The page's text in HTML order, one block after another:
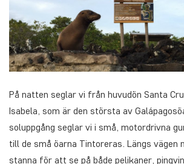
På natten seglar vi från huvudön Santa
Isabela, som är den största av
soluppgång seglar vi i små, motordrivna
till de små öarna Tintoreras. Längs vägen
stanna för att se på både pelikaner,